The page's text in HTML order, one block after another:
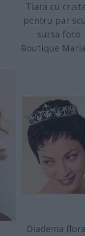
Tiara cu
pentru par
sursa foto
Boutique
Diadema